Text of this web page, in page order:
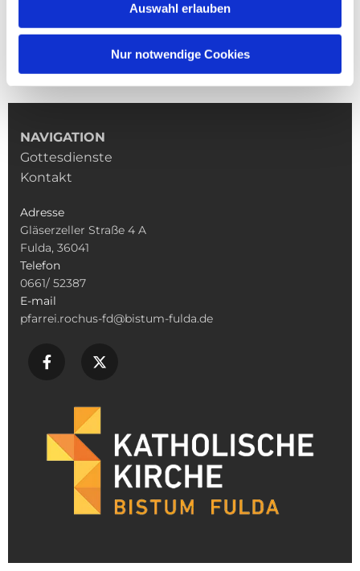
Auswahl erlauben
Nur notwendige Cookies
NAVIGATION
Gottesdienste
Kontakt
Adresse
Gläserzeller Straße 4 A
Fulda, 36041
Telefon
0661/ 52387
E-mail
pfarrei.rochus-fd@bistum-fulda.de